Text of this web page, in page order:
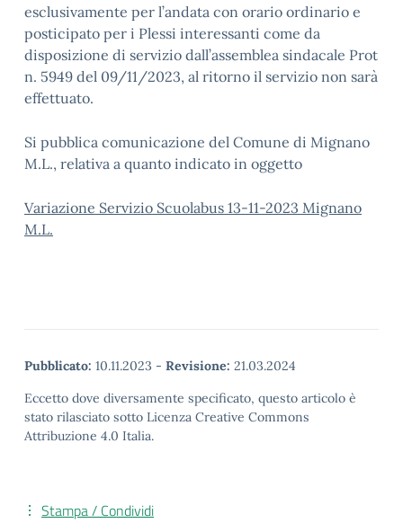
esclusivamente per l’andata con orario ordinario e
posticipato per i Plessi interessanti come da
disposizione di servizio dall’assemblea sindacale Prot
n. 5949 del 09/11/2023, al ritorno il servizio non sarà
effettuato.
Si pubblica comunicazione del Comune di Mignano
M.L., relativa a quanto indicato in oggetto
Variazione Servizio Scuolabus 13-11-2023 Mignano
M.L.
Pubblicato: 10.11.2023 - Revisione: 21.03.2024
Eccetto dove diversamente specificato, questo articolo è
stato rilasciato sotto Licenza Creative Commons
Attribuzione 4.0 Italia.
Stampa / Condividi